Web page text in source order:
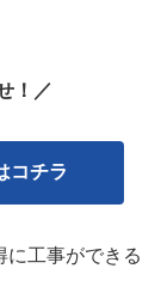
！ ／
コチラ
に工事ができる